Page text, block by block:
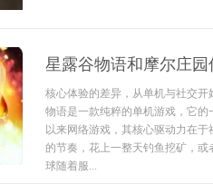
星露谷物语和摩尔庄
核心体验的差异，从单机与社交
物语是一款纯粹的单机游戏，它
以来网络游戏，其核心驱动力在
的节奏，花上一整天钓鱼挖矿，
球随着服...